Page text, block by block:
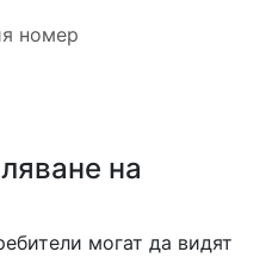
номер
на
могат да видят